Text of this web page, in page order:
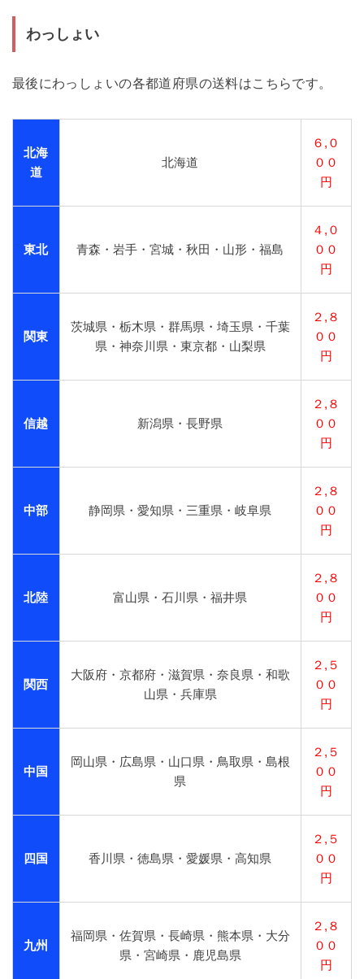
わっしょい
最後にわっしょいの各都道府県の送料はこちらです。
北海
道
北海道
６,０
００
円
東北 青森・岩手・宮城・秋田・山形・福島
４,０
００
円
関東
茨城県・栃木県・群馬県・埼玉県・千葉
県・神奈川県・東京都・山梨県
２,８
００
円
信越 新潟県・長野県
２,８
００
円
中部 静岡県・愛知県・三重県・岐阜県
２,８
００
円
北陸 富山県・石川県・福井県
２,８
００
円
関西
大阪府・京都府・滋賀県・奈良県・和歌
山県・兵庫県
２,５
００
円
中国
岡山県・広島県・山口県・鳥取県・島根
県
２,５
００
円
四国 香川県・徳島県・愛媛県・高知県
２,５
００
円
九州
福岡県・佐賀県・長崎県・熊本県・大分
県・宮崎県・鹿児島県
２,８
００
円